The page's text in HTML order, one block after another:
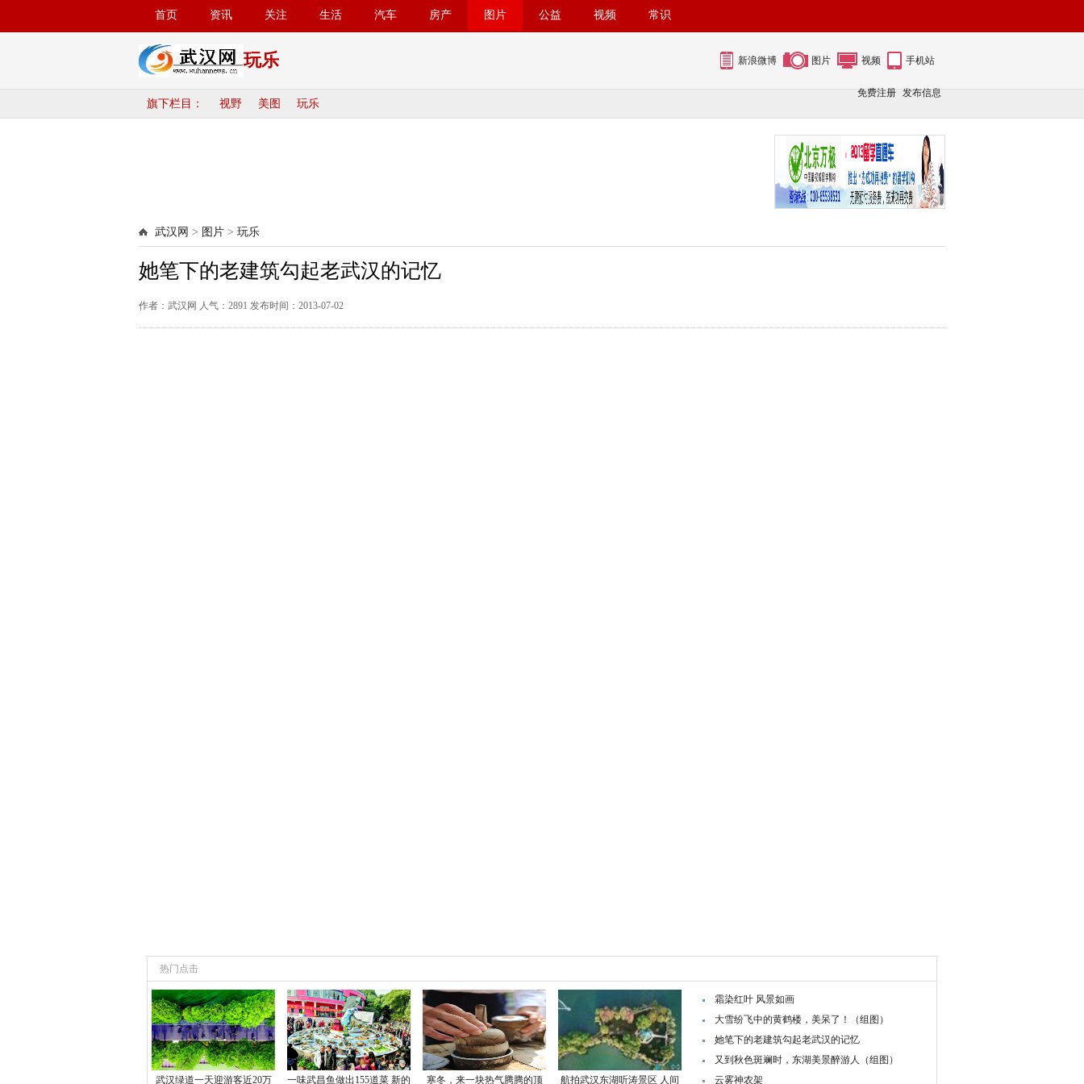
首页 资讯 关注 生活 汽车 房产 图片 公益 视频 常识
玩乐 新浪微博 图片 视频 手机站
免费注册 发布信息
旗下栏目： 视野 美图 玩乐
武汉网 > 图片 > 玩乐
她笔下的老建筑勾起老武汉的记忆
作者：武汉网 人气： 2891 发布时间：2013-07-02
热门点击
武汉绿道一天迎游客近20万 一味武昌鱼做出155道菜 新的 寒冬，来一块热气腾腾的顶 航拍武汉东湖听涛景区 人间
霜染红叶 风景如画
大雪纷飞中的黄鹤楼，美呆了！（组图）
她笔下的老建筑勾起老武汉的记忆
又到秋色斑斓时，东湖美景醉游人（组图）
云雾神农架